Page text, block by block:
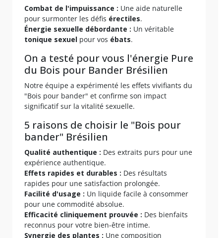
Combat de l'impuissance : Une aide naturelle
pour surmonter les défis érectiles.
Énergie sexuelle débordante : Un véritable
tonique sexuel pour vos ébats.
On a testé pour vous l'énergie Pure
du Bois pour Bander Brésilien
Notre équipe a expérimenté les effets vivifiants du
"Bois pour bander" et confirme son impact
significatif sur la vitalité sexuelle.
5 raisons de choisir le "Bois pour
bander" Brésilien
Qualité authentique : Des extraits purs pour une
expérience authentique.
Effets rapides et durables : Des résultats
rapides pour une satisfaction prolongée.
Facilité d'usage : Un liquide facile à consommer
pour une commodité absolue.
Efficacité cliniquement prouvée : Des bienfaits
reconnus pour votre bien-être intime.
Synergie des plantes : Une composition